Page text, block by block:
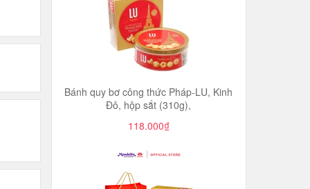
Bánh quy bơ công thức Pháp-LU, Kinh
Đô, hộp sắt (310g),
118.000₫